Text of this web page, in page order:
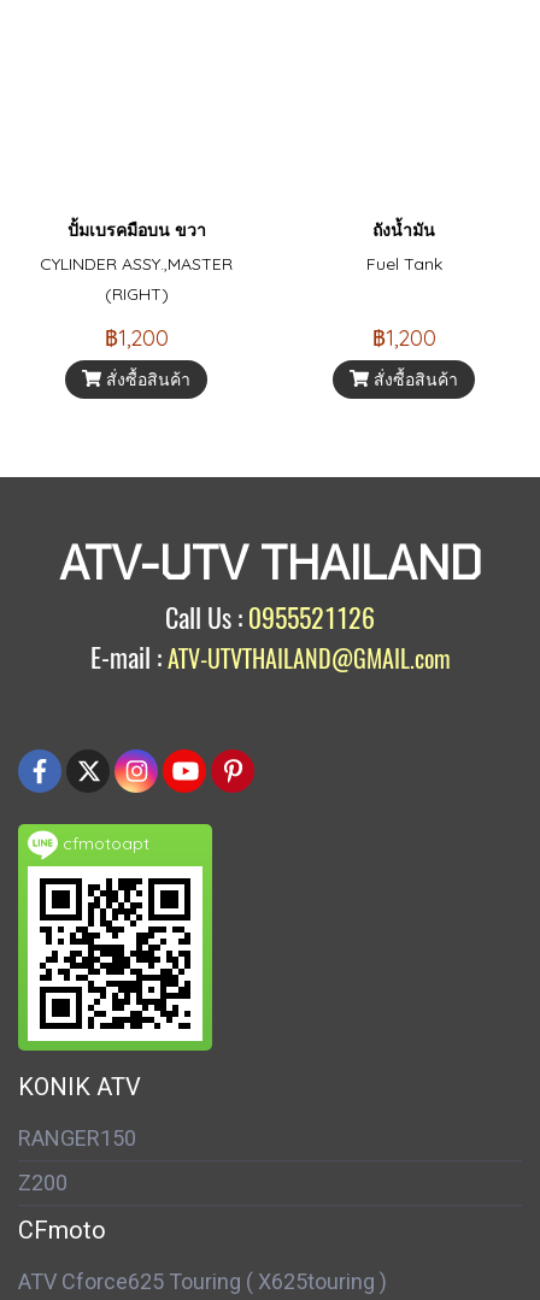
ปั้มเบรคมือบน ขวา
CYLINDER ASSY.,MASTER
(RIGHT)
฿1,200
สั่งซื้อสินค้า
ถังน้ำมัน
Fuel Tank
฿1,200
สั่งซื้อสินค้า
ATV-UTV THAILAND
Call Us : 0955521126
E-mail :ATV-UTVTHAILAND@GMAIL.com
cfmotoapt
KONIK ATV
RANGER150
Z200
CFmoto
ATV Cforce625 Touring ( X625touring )